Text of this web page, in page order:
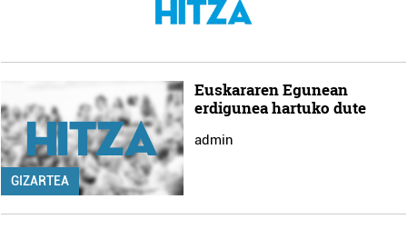
GIZARTEA
Euskararen Egunean
erdigunea hartuko dute
admin